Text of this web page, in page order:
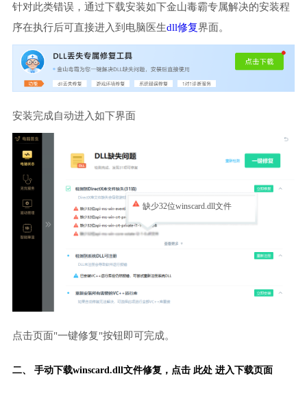
针对此类错误，通过下载安装如下金山毒霸专属解决的安装程
序在执行后可直接进入到电脑医生dll修复界面。
安装完成自动进入如下界面
缺少32位winscard.dll文件
点击页面"一键修复"按钮即可完成。
二、 手动下载winscard.dll文件修复， 点击 此处 进入下载页面